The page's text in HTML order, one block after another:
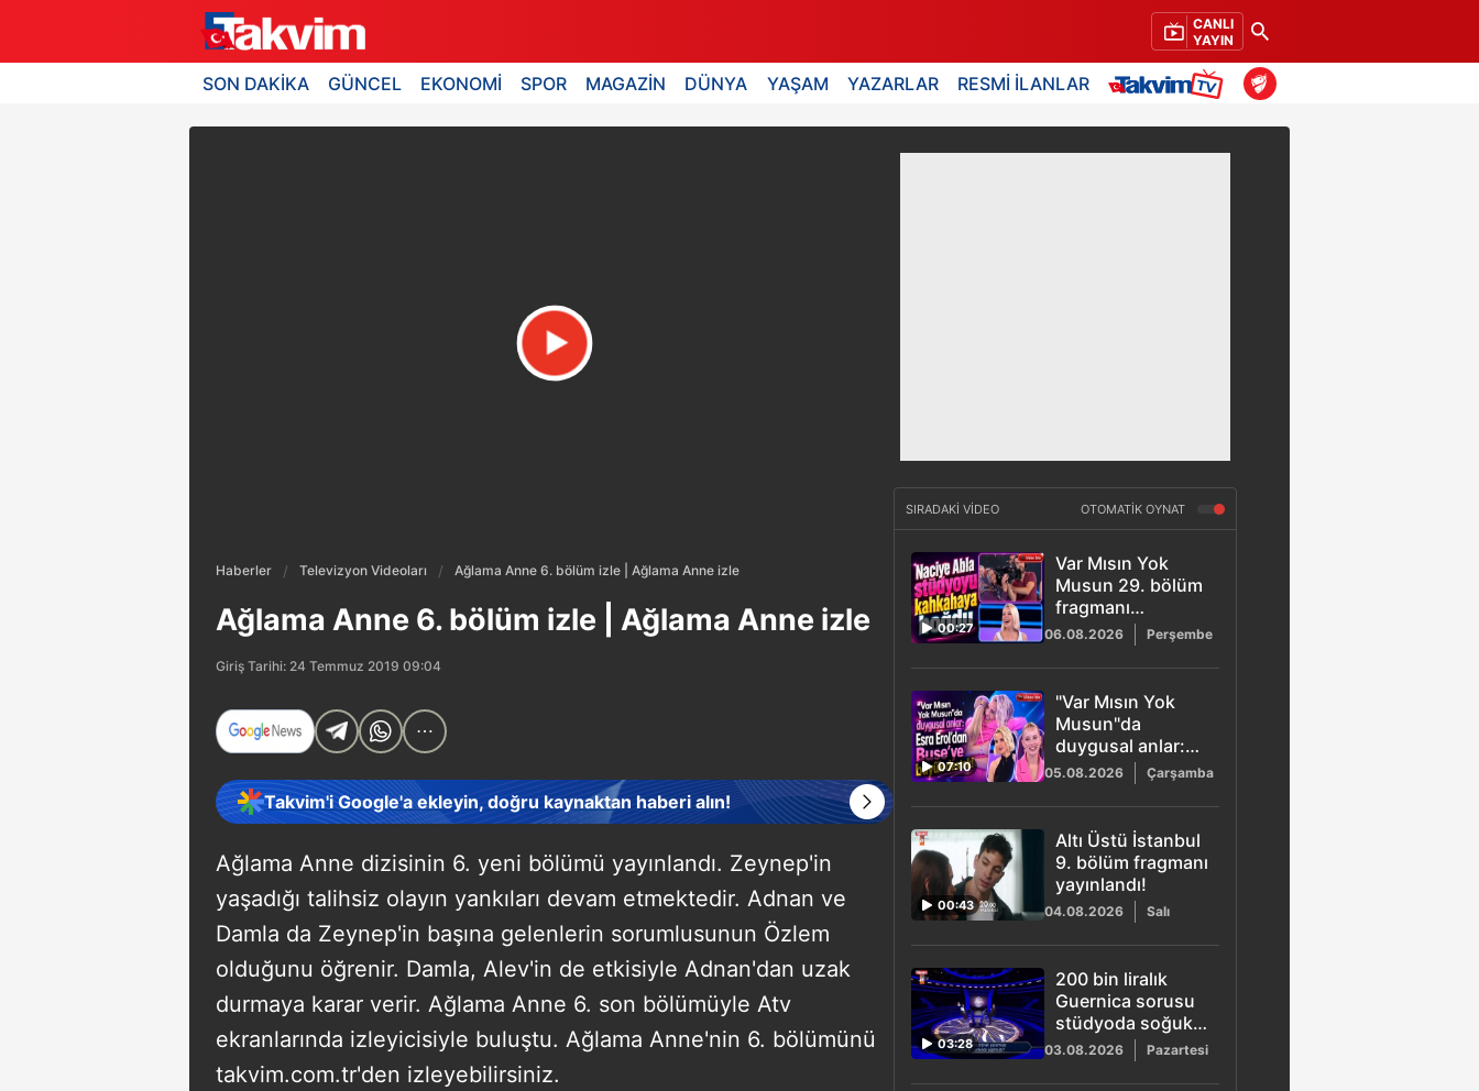
CANLI
YAYIN
SON DAKİKA GÜNCEL EKONOMİ SPOR MAGAZİN DÜNYA YAŞAM YAZARLAR RESMİ İLANLAR
Haberler Televizyon Videoları Ağlama Anne 6. bölüm izle | Ağlama Anne izle
Ağlama Anne 6. bölüm izle | Ağlama Anne izle
Giriş Tarihi: 24 Temmuz 2019 09:04
Takvim'i Google'a ekleyin, doğru kaynaktan haberi alın!
Ağlama Anne dizisinin 6. yeni bölümü yayınlandı. Zeynep'in
yaşadığı talihsiz olayın yankıları devam etmektedir. Adnan ve
Damla da Zeynep'in başına gelenlerin sorumlusunun Özlem
olduğunu öğrenir. Damla, Alev'in de etkisiyle Adnan'dan uzak
durmaya karar verir. Ağlama Anne 6. son bölümüyle Atv
ekranlarında izleyicisiyle buluştu. Ağlama Anne'nin 6. bölümünü
takvim.com.tr'den izleyebilirsiniz.
SIRADAKİ VİDEO OTOMATİK OYNAT
00:27
Var Mısın Yok
Musun 29. bölüm
fragmanı
yayınlandı! Naciye
Abla stüdyoyu
kahkahaya boğdu
06.08.2026 Perşembe
07:10
"Var Mısın Yok
Musun"da
duygusal anlar:
Esra Erol'dan
Buse'ye büyük
destek!
05.08.2026 Çarşamba
00:43
Altı Üstü İstanbul
9. bölüm fragmanı
yayınlandı!
04.08.2026 Salı
03:28
200 bin liralık
Guernica sorusu
stüdyoda soğuk
rüzgarlar estirdi
03.08.2026 Pazartesi